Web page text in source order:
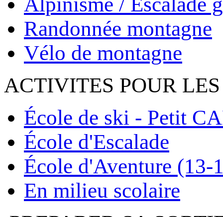
Randonnée montagne
Vélo de montagne
ACTIVITES POUR
École de ski - Petit
École d'Escalade
École d'Aventure (13-
En milieu scolaire